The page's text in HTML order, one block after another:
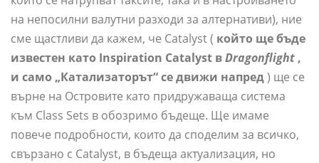
на непосилни валутни разходи за алтернативи), ние
сме щастливи да кажем, че Catalyst ( който ще бъде
известен като Inspiration Catalyst вDragonflight ,
и само „Катализаторът“ се движи напред) ще се
върне на Островите като придружаваща система
към Class Sets в обозримо бъдеще. Ще имаме
повече подробности, които да споделим за всичко,
свързано с Catalyst, в бъдеща актуализация, но